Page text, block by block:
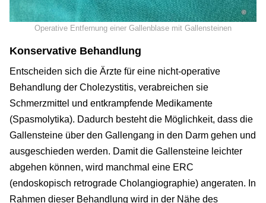
©
Operative Entfernung einer Gallenblase mit Gallensteinen
Konservative Behandlung
Entscheiden sich die Ärzte für eine nicht-operative
Behandlung der Cholezystitis, verabreichen sie
Schmerzmittel und entkrampfende Medikamente
(Spasmolytika). Dadurch besteht die Möglichkeit, dass die
Gallensteine über den Gallengang in den Darm gehen und
ausgeschieden werden. Damit die Gallensteine leichter
abgehen können, wird manchmal eine ERC
(endoskopisch retrograde Cholangiographie) angeraten. In
Rahmen dieser Behandlung wird in der Nähe des